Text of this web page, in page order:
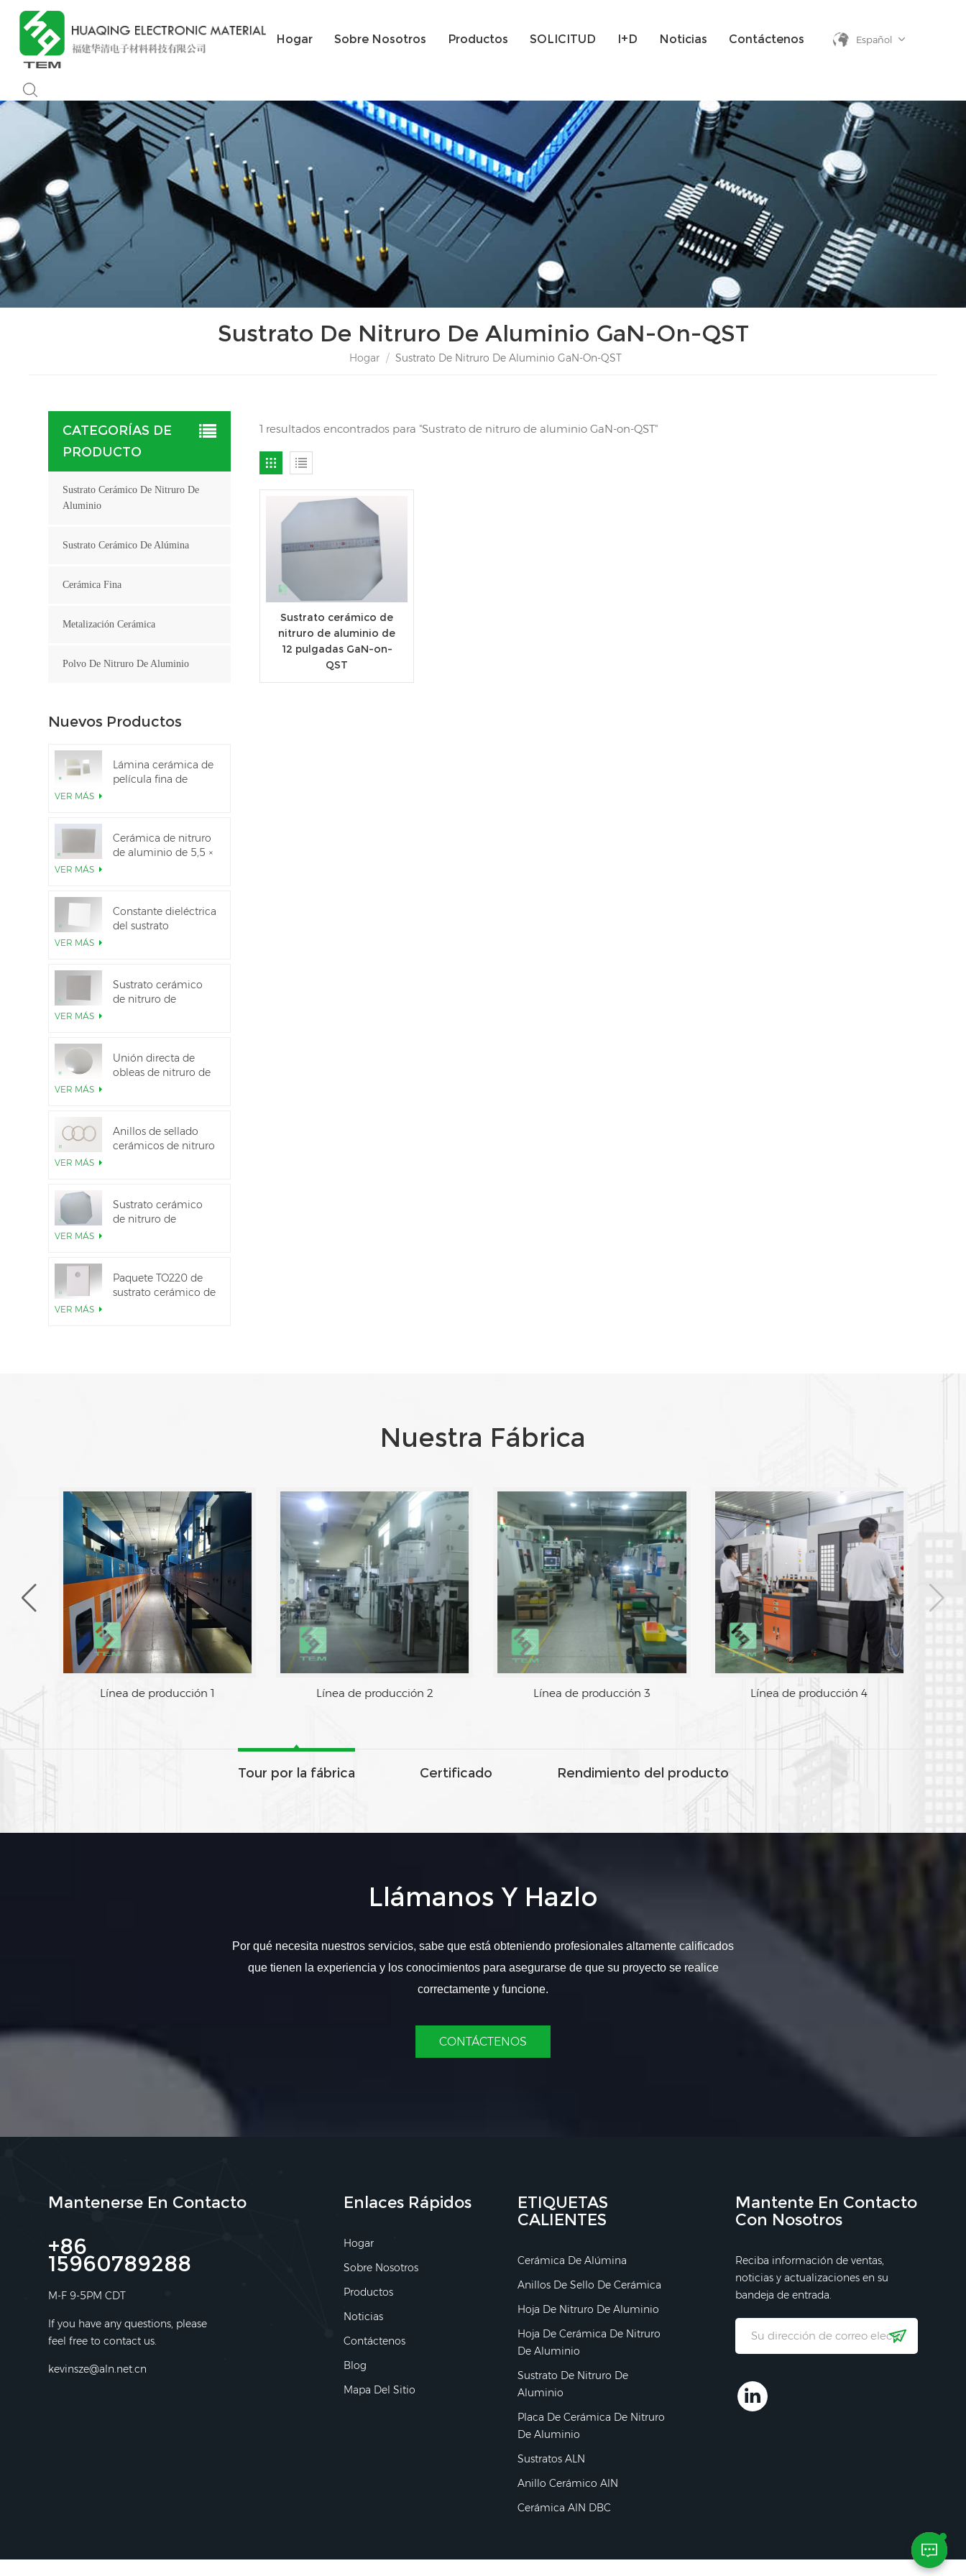
Hogar Sobre Nosotros Productos SOLICITUD I+D Noticias Contáctenos Español
Sustrato De Nitruro De Aluminio GaN-On-QST
Hogar / Sustrato De Nitruro De Aluminio GaN-On-QST
1 resultados encontrados para "Sustrato de nitruro de aluminio GaN-on-QST"
Sustrato cerámico de
nitruro de aluminio de
12 pulgadas GaN-on-
QST
CATEGORÍAS DE
PRODUCTO
Sustrato Cerámico De Nitruro De
Aluminio
Sustrato Cerámico De Alúmina
Cerámica Fina
Metalización Cerámica
Polvo De Nitruro De Aluminio
Nuevos Productos
Lámina cerámica de
película fina de
VER MÁS
Cerámica de nitruro
de aluminio de 5,5 ×
VER MÁS
Constante dieléctrica
del sustrato
VER MÁS
Sustrato cerámico
de nitruro de
VER MÁS
Unión directa de
obleas de nitruro de
VER MÁS
Anillos de sellado
cerámicos de nitruro
VER MÁS
Sustrato cerámico
de nitruro de
VER MÁS
Paquete TO220 de
sustrato cerámico de
VER MÁS
Nuestra Fábrica
Línea de producción 1 Línea de producción 2 Línea de producción 3 Línea de producción 4
Tour por la fábrica Certificado Rendimiento del producto
Llámanos Y Hazlo
Por qué necesita nuestros servicios, sabe que está obteniendo profesionales altamente calificados
que tienen la experiencia y los conocimientos para asegurarse de que su proyecto se realice
correctamente y funcione.
CONTÁCTENOS
Mantenerse En Contacto
+86
15960789288
M-F 9-5PM CDT
If you have any questions, please
feel free to contact us.
kevinsze@aln.net.cn
Enlaces Rápidos
Hogar
Sobre Nosotros
Productos
Noticias
Contáctenos
Blog
Mapa Del Sitio
ETIQUETAS
CALIENTES
Cerámica De Alúmina
Anillos De Sello De Cerámica
Hoja De Nitruro De Aluminio
Hoja De Cerámica De Nitruro
De Aluminio
Sustrato De Nitruro De
Aluminio
Placa De Cerámica De Nitruro
De Aluminio
Sustratos ALN
Anillo Cerámico AlN
Cerámica AlN DBC
Mantente En Contacto
Con Nosotros
Reciba información de ventas,
noticias y actualizaciones en su
bandeja de entrada.